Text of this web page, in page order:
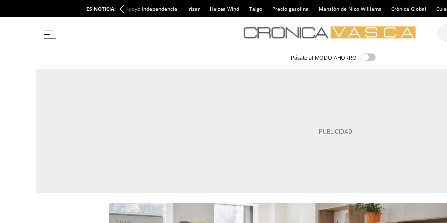
ES NOTICIA: Apoyo independencia Irizar Haizea Wind Talgo Precio gasolina Mansión de Nico Williams Crónica Global
Pásate al MODO AHORRO